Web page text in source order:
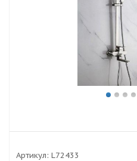
Артикул: L72433